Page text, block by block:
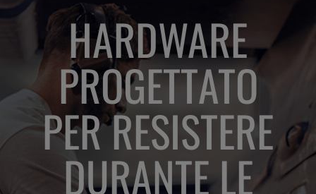
HARDWARE
PROGETTATO
PER RESISTERE
DURANTE LE